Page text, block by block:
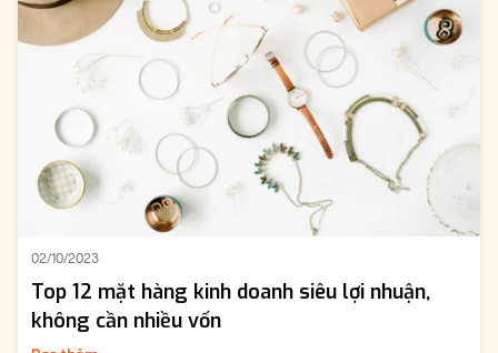
02/10/2023
Top 12 mặt hàng kinh doanh siêu lợi nhuận,
không cần nhiều vốn